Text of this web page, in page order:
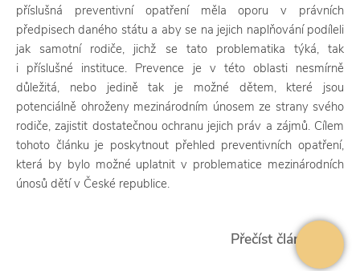
příslušná preventivní opatření měla oporu v právních
předpisech daného státu a aby se na jejich naplňování podíleli
jak samotní rodiče, jichž se tato problematika týká, tak
i příslušné instituce. Prevence je v této oblasti nesmírně
důležitá, nebo jedině tak je možné dětem, které jsou
potenciálně ohroženy mezinárodním únosem ze strany svého
rodiče, zajistit dostatečnou ochranu jejich práv a zájmů. Cílem
tohoto článku je poskytnout přehled preventivních opatření,
která by bylo možné uplatnit v problematice mezinárodních
únosů dětí v České republice.
Přečíst článek